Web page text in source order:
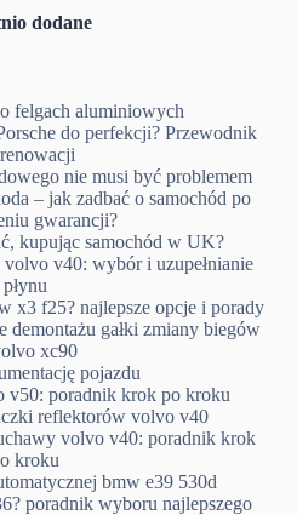
dodane
felgach aluminiowych
do perfekcji? Przewodnik
nie musi być problemem
– jak zadbać o samochód po
gwarancji?
kupując samochód w UK?
volvo v40: wybór i uzupełnianie
płynu
x3 f25? najlepsze opcje i porady
gałki zmiany biegów
xc90
pojazdu
v50: poradnik krok po kroku
reflektorów volvo v40
volvo v40: poradnik krok
kroku
bmw e39 530d
poradnik wyboru najlepszego